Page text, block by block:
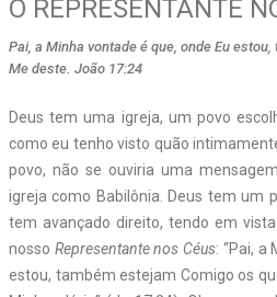
O REPRESENTANTE
Pai, a Minha vontade é que, onde Eu
Me deste. João 17:24
Deus tem uma igreja, um povo
como eu tenho visto quão
povo, não se ouviria uma
igreja como Babilônia. Deus tem um
tem avançado direito, tendo em
nosso Representante nos Céus: “Pai, a
estou, também estejam Comigo os